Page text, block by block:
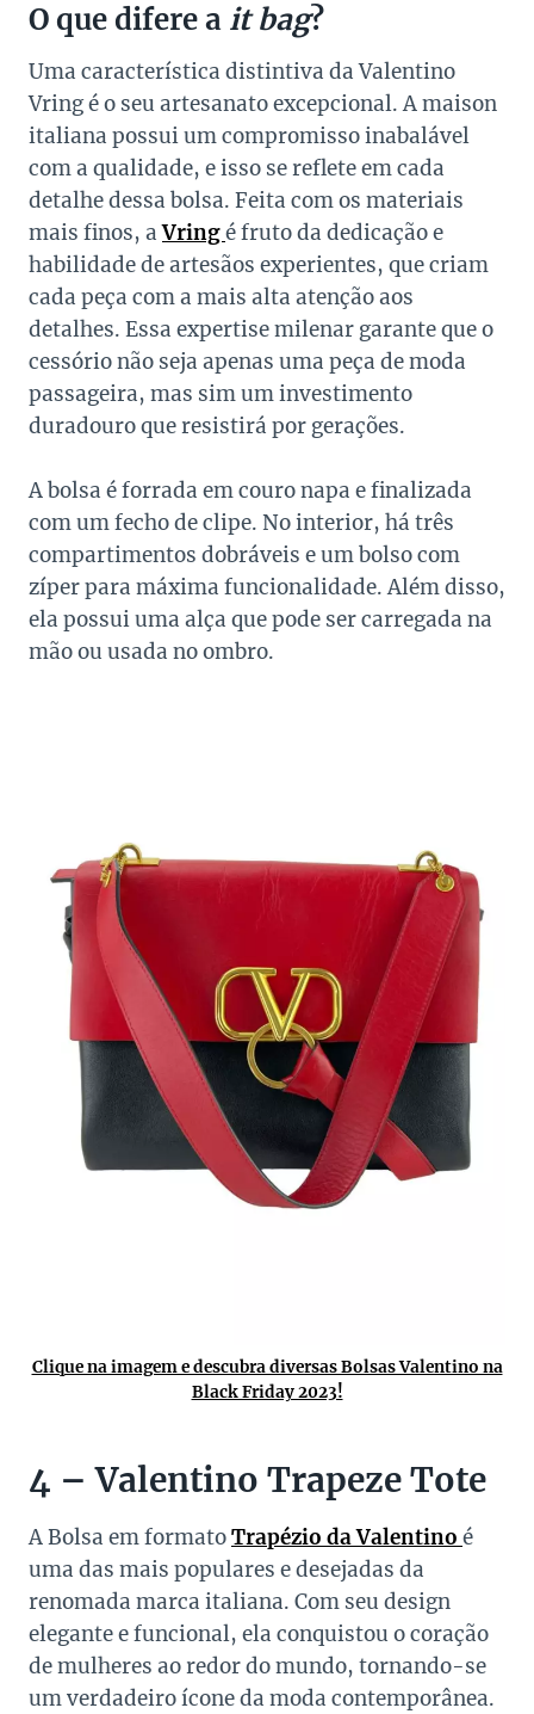
O que difere a it bag?
Uma característica distintiva da Valentino
Vring é o seu artesanato excepcional. A maison
italiana possui um compromisso inabalável
com a qualidade, e isso se reflete em cada
detalhe dessa bolsa. Feita com os materiais
mais finos, aVringé fruto da dedicação e
habilidade de artesãos experientes, que criam
cada peça com a mais alta atenção aos
detalhes. Essa expertise milenar garante que o
cessório não seja apenas uma peça de moda
passageira, mas sim um investimento
duradouro que resistirá por gerações.
A bolsa é forrada em couro napa e finalizada
com um fecho de clipe. No interior, há três
compartimentos dobráveis ​​e um bolso com
zíper para máxima funcionalidade. Além disso,
ela possui uma alça que pode ser carregada na
mão ou usada no ombro.
Clique na imagem e descubra diversas Bolsas Valentino na
Black Friday 2023!
4 – Valentino Trapeze Tote
A Bolsa em formatoTrapézio da Valentino é
uma das mais populares e desejadas da
renomada marca italiana. Com seu design
elegante e funcional, ela conquistou o coração
de mulheres ao redor do mundo, tornando-se
um verdadeiro ícone da moda contemporânea.